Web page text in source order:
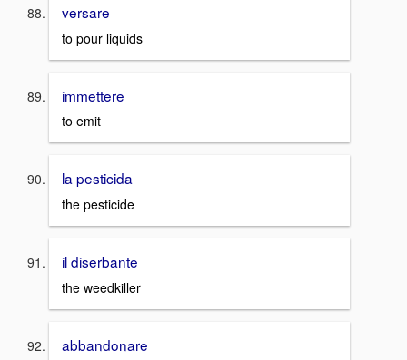
versare
to pour liquids
immettere
to emit
la pesticida
the pesticide
il diserbante
the weedkiller
abbandonare